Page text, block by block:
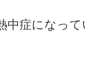
症になって